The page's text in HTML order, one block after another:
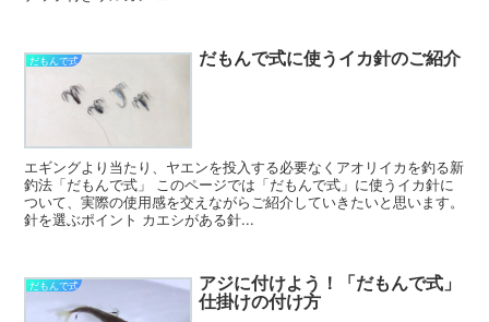
だもんで式 だもんで式に使うイカ針のご紹介
エギングより当たり、ヤエンを投入する必要なくアオリイカを釣る新
釣法「だもんで式」 このページでは「だもんで式」に使うイカ針に
ついて、実際の使用感を交えながらご紹介していきたいと思います。
針を選ぶポイント カエシがある針...
だもんで式
アジに付けよう！「だもんで式」
仕掛けの付け方